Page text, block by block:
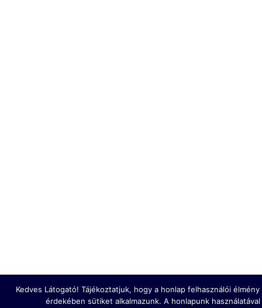
Kedves Látogató! Tájékoztatjuk, hogy a honlap felhasználói
érdekében sütiket alkalmazunk. A honlapunk használatával